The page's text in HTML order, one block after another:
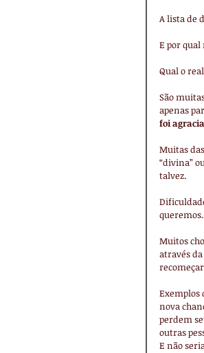
A lista de
E por
Qual o
São
apenas
foi
Muitas
“divina”
talvez.
Muitos
através
Exemplos
nova
perdem
outras
E não